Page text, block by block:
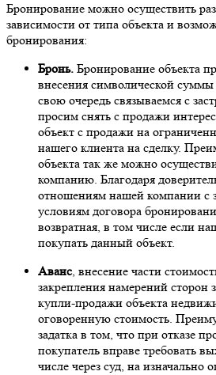
Бронирование можно осуществить
зависимости от типа объекта и
бронирования:
Бронь. Бронирование объекта
внесения символической
свою очередь связываемся с
просим снять с продажи
объект с продажи на
нашего клиента на сделку.
объекта так же можно
компанию. Благодаря
отношениям нашей компании с
условиям договора
возвратная, в том числе если
покупать данный объект.
Аванс, внесение части
закрепления намерений сторон
купли-продажи объекта
оговоренную стоимость.
задатка в том, что при отказе
покупатель вправе требовать
числе через суд, на изначально